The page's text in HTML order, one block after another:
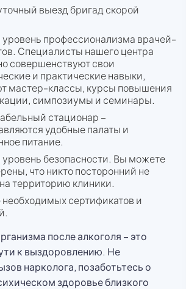
выезд бригад скорой
профессионализма врачей-
Специалисты нашего центра
совершенствуют свои
и практические навыки,
мастер-классы, курсы повышения
симпозиумы и семинары.
стационар –
удобные палаты и
питание.
безопасности. Вы можете
что никто посторонний не
территорию клиники.
сертификатов и
после алкоголя – это
к выздоровлению. Не
нарколога, позаботьтесь о
здоровье близкого